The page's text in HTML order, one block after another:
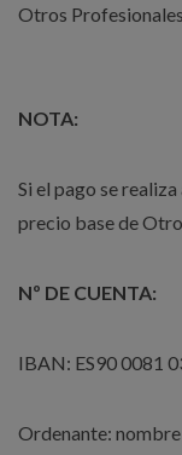
Otros
NOTA:
Si el pago se
precio base de
Nº DE CUENTA:
IBAN: ES90 0081
Ordenante: nombre